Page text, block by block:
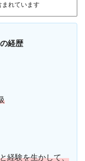
れています
経歴
経験を生かして、